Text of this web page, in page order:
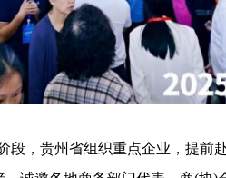
，贵州省组织重点企业，提前